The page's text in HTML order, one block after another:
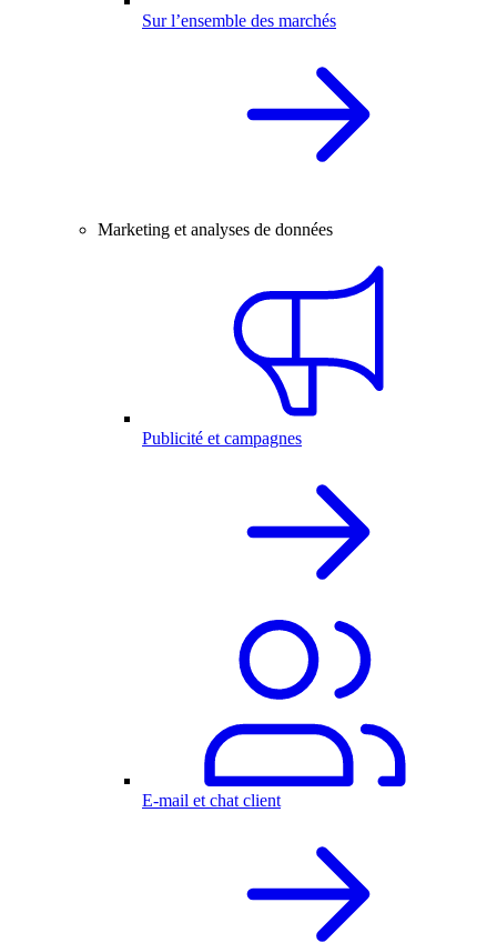
Sur l’ensemble des marchés
Marketing et analyses de données
Publicité et campagnes
E-mail et chat client